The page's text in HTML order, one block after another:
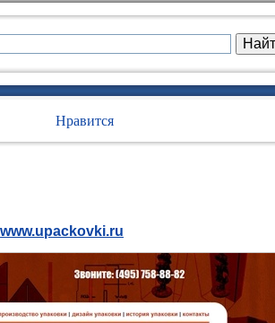
Нравится
www.upackovki.ru